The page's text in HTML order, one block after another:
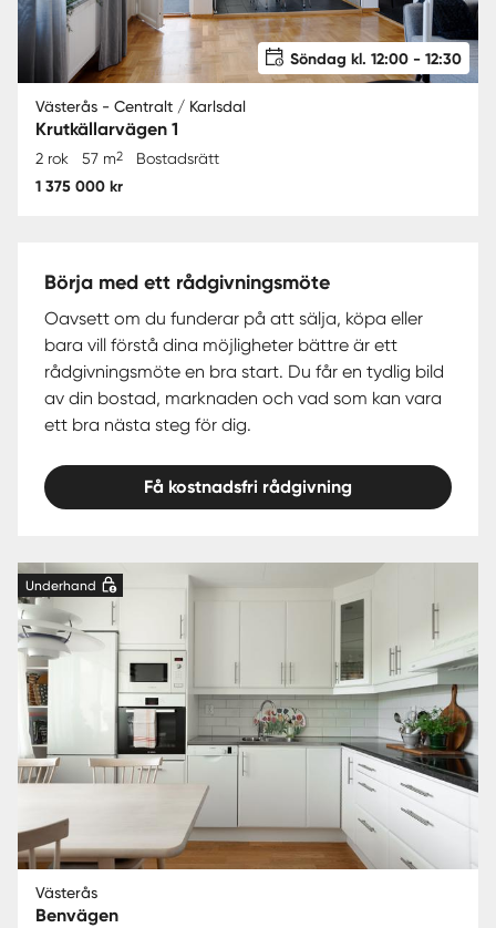
Söndag kl. 12:00 - 12:30
Västerås - Centralt / Karlsdal
Krutkällarvägen 1
2 rok 57 m2 Bostadsrätt
1 375 000 kr
Börja med ett rådgivningsmöte
Oavsett om du funderar på att sälja, köpa eller
bara vill förstå dina möjligheter bättre är ett
rådgivningsmöte en bra start. Du får en tydlig bild
av din bostad, marknaden och vad som kan vara
ett bra nästa steg för dig.
Få kostnadsfri rådgivning
Underhand
Västerås
Benvägen